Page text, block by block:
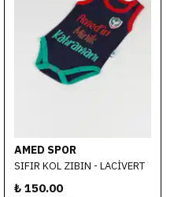
AMED SPOR
SIFIR KOL ZIBIN - LACİVERT
₺ 150.00